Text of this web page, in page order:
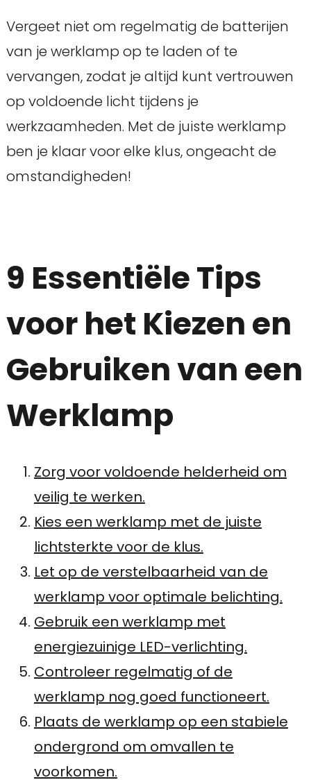
Vergeet niet om regelmatig de batterijen
van je werklamp op te laden of te
vervangen, zodat je altijd kunt vertrouwen
op voldoende licht tijdens je
werkzaamheden. Met de juiste werklamp
ben je klaar voor elke klus, ongeacht de
omstandigheden!
9 Essentiële Tips
voor het Kiezen en
Gebruiken van een
Werklamp
Zorg voor voldoende helderheid om
veilig te werken.
Kies een werklamp met de juiste
lichtsterkte voor de klus.
Let op de verstelbaarheid van de
werklamp voor optimale belichting.
Gebruik een werklamp met
energiezuinige LED-verlichting.
Controleer regelmatig of de
werklamp nog goed functioneert.
Plaats de werklamp op een stabiele
ondergrond om omvallen te
voorkomen.